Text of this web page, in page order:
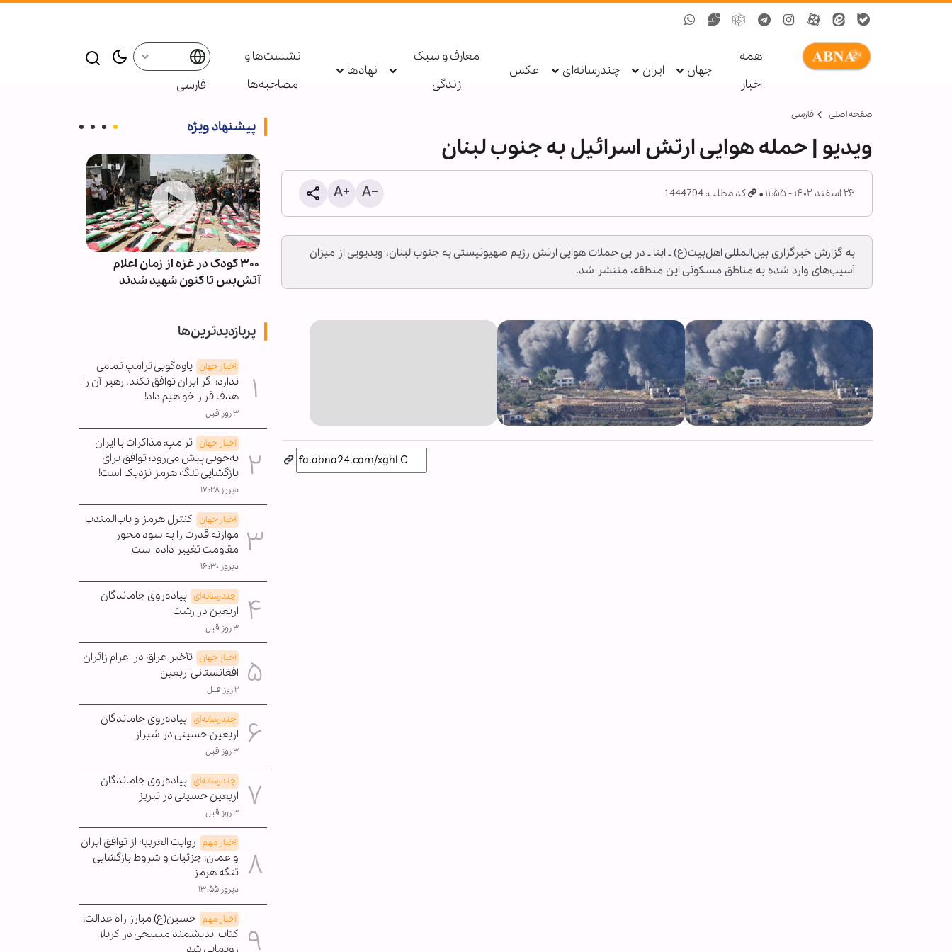
همه
اخبار
جهان ایران چندرسانه‌ای عکس
معارف و سبک
زندگی
نهادها
نشست‌ها و
مصاحبه‌ها
فارسی
صفحه اصلی فارسی
ویدیو | حمله هوایی ارتش اسرائیل به جنوب لبنان
۲۶ اسفند ۱۴۰۲ - ۱۱:۵۵ کد مطلب: 1444794
به گزارش خبرگزاری بین‌المللی اهل‌بیت(ع) ـ ابنا ـ در پی حملات هوایی ارتش رژیم صهیونیستی به جنوب لبنان، ویدیویی از میزان
آسیب‌های وارد شده به مناطق مسکونی این منطقه، منتشر شد.
پیشنهاد ویژه
راز پیروزی در سخت‌ترین میدان‌ها
۳۰۰ کودک در غزه از زمان اعلام
آتش‌بس تا کنون شهید شدند
پربازدیدترین‌ها
اخبار جهان یاوه‌گویی ترامپ تمامی
ندارد؛ اگر ایران توافق نکند، رهبر آن را
هدف قرار خواهیم داد!
۳ روز قبل
اخبار جهان ترامپ: مذاکرات با ایران
به‌خوبی پیش می‌رود؛ توافق برای
بازگشایی تنگه هرمز نزدیک است!
دیروز ۱۷:۲۸
اخبار جهان کنترل هرمز و باب‌المندب
موازنه قدرت را به سود محور
مقاومت تغییر داده است
دیروز ۱۶:۳۰
چندرسانه‌ای پیاده‌روی جاماندگان
اربعین در رشت
۳ روز قبل
اخبار جهان تأخیر عراق در اعزام زائران
افغانستانی اربعین
۲ روز قبل
چندرسانه‌ای پیاده‌روی جاماندگان
اربعین حسینی در شیراز
۳ روز قبل
چندرسانه‌ای پیاده‌روی جاماندگان
اربعین حسینی در تبریز
۳ روز قبل
اخبار مهم روایت العربیه از توافق ایران
و عمان؛ جزئیات و شروط بازگشایی
تنگه هرمز
دیروز ۱۳:۵۵
اخبار مهم حسین(ع) مبارز راه عدالت؛
کتاب اندیشمند مسیحی در کربلا
رونمایی شد